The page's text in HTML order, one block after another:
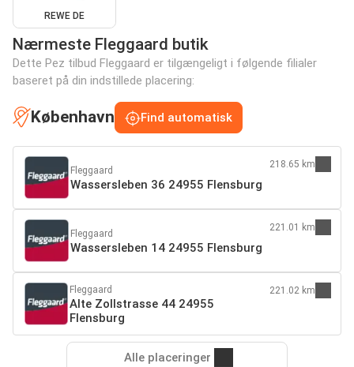
REWE DE
Nærmeste Fleggaard butik
Dette Pez tilbud Fleggaard er tilgængeligt i følgende filialer
baseret på din indstillede placering:
København Find automatisk
Fleggaard
Wassersleben 36 24955 Flensburg
218.65 km
Fleggaard
Wassersleben 14 24955 Flensburg
221.01 km
Fleggaard
Alte Zollstrasse 44 24955
Flensburg
221.02 km
Alle placeringer